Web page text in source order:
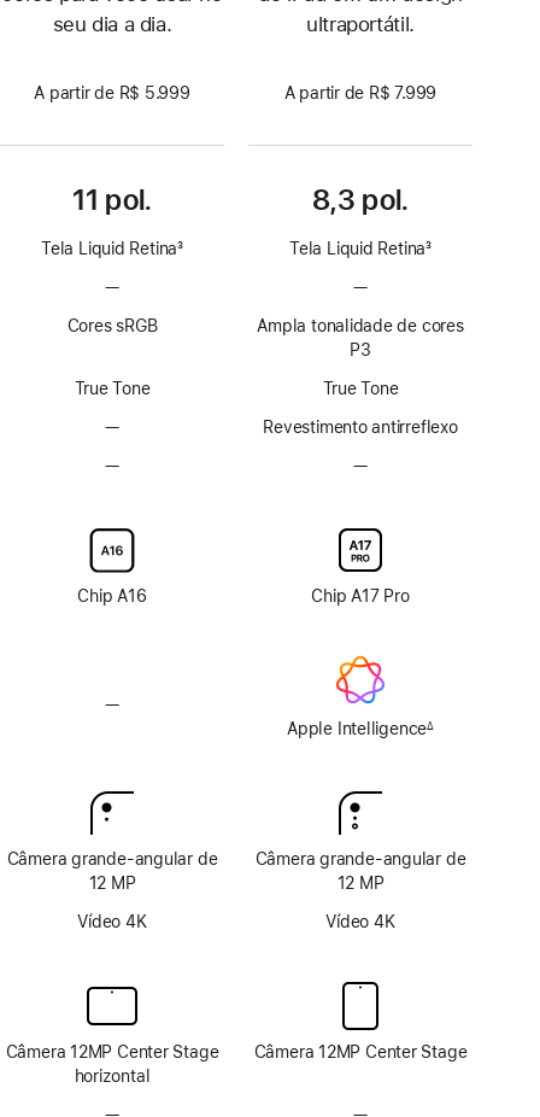
seu dia a dia.
A partir de R$ 5.999
11 pol.
Tela Liquid Retina3
—Sem
ProMotion
Cores sRGB
True Tone
—Sem
—Sem
vidro
nano-
texture
Chip A16
—Sem
Câmera grande-angular de
12 MP
Vídeo 4K
Câmera 12MP Center Stage
horizontal
ultraportátil.
A partir de R$ 7.999
8,3 pol.
Tela Liquid Retina
rodapé
3
—Sem
ProMotion
Ampla tonalidade de cores
P3
True Tone
Revestimento antirreflexo
—Sem
vidro
nano-
texture
Chip A17 Pro
Apple Intelligence∆
Câmera grande-angular de
12 MP
Vídeo 4K
Câmera 12MP Center Stage